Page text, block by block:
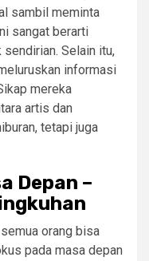
sambil meminta
sangat berarti
Selain itu,
informasi
mereka
artis dan
tetapi juga
Depan –
orang bisa
pada masa depan